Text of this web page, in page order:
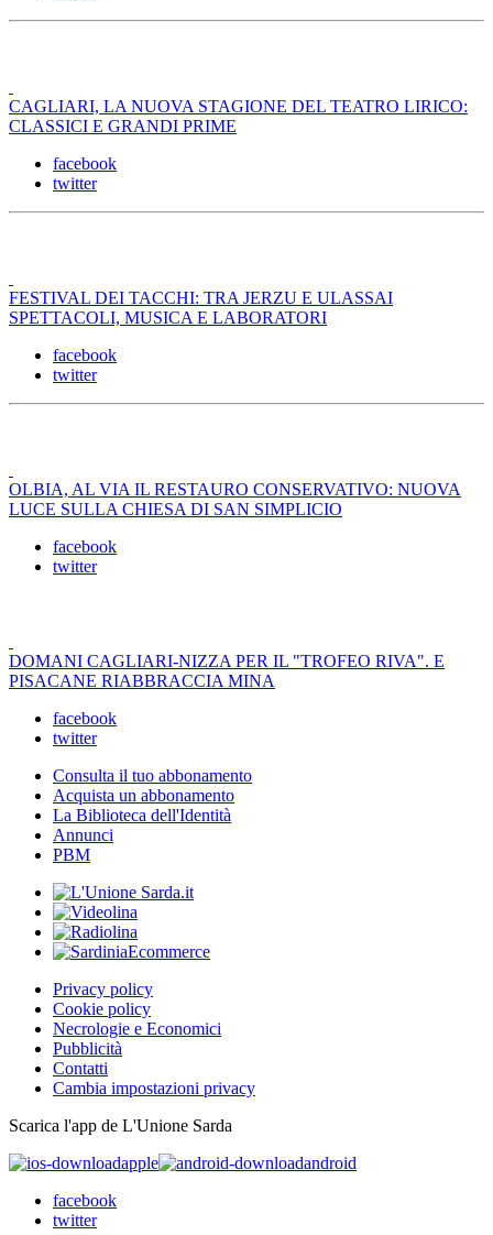
CAGLIARI, LA NUOVA STAGIONE DEL TEATRO LIRICO:
CLASSICI E GRANDI PRIME
facebook
twitter
FESTIVAL DEI TACCHI: TRA JERZU E ULASSAI
SPETTACOLI, MUSICA E LABORATORI
facebook
twitter
OLBIA, AL VIA IL RESTAURO CONSERVATIVO: NUOVA
LUCE SULLA CHIESA DI SAN SIMPLICIO
facebook
twitter
DOMANI CAGLIARI-NIZZA PER IL "TROFEO RIVA". E
PISACANE RIABBRACCIA MINA
facebook
twitter
Consulta il tuo abbonamento
Acquista un abbonamento
La Biblioteca dell'Identità
Annunci
PBM
Privacy policy
Cookie policy
Necrologie e Economici
Pubblicità
Contatti
Cambia impostazioni privacy
Scarica l'app de L'Unione Sarda
apple
android
facebook
twitter